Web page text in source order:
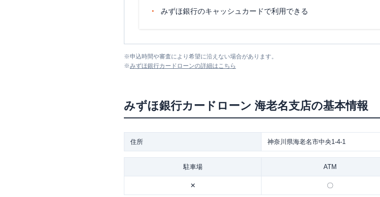
みずほ銀行のキャッシュカードで利用できる
※申込時間や審査により希望に沿えない場合があります。
※みずほ銀行カードローンの詳細はこちら
みずほ銀行カードローン 海老名支店の基本情報
住所 神奈川県海老名市中央1-4-1
駐車場 ATM
✕ 〇